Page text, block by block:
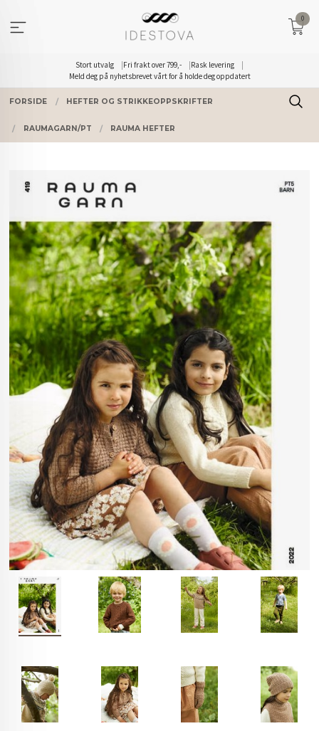
innholdet
Stort utvalg Fri frakt over 799,-
Rask levering
Meld deg på nyhetsbrevet vårt for å holde deg oppdatert
0
FORSIDE HEFTER OG STRIKKEOPPSKRIFTER
RAUMAGARN/PT RAUMA HEFTER